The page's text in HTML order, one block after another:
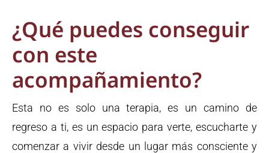
¿Qué puedes conseguir
con este
acompañamiento?
Esta no es solo una terapia, es un camino de
regreso a ti, es un espacio para verte, escucharte y
comenzar a vivir desde un lugar más consciente y